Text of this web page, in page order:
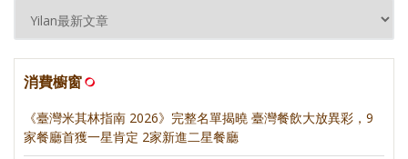
消費櫥窗
《臺灣米其林指南 2026》完整名單揭曉 臺灣餐飲大放異彩，9
家餐廳首獲一星肯定 2家新進二星餐廳